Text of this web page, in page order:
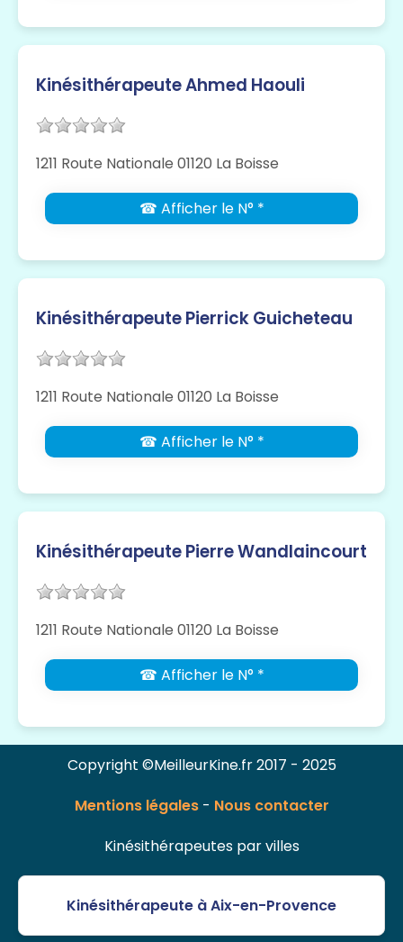
Kinésithérapeute Ahmed Haouli
1211 Route Nationale 01120 La Boisse
☎ Afficher le N° *
Kinésithérapeute Pierrick Guicheteau
1211 Route Nationale 01120 La Boisse
☎ Afficher le N° *
Kinésithérapeute Pierre Wandlaincourt
1211 Route Nationale 01120 La Boisse
☎ Afficher le N° *
Copyright ©MeilleurKine.fr 2017 - 2025
Mentions légales- Nous contacter
Kinésithérapeutes par villes
Kinésithérapeute à Aix-en-Provence